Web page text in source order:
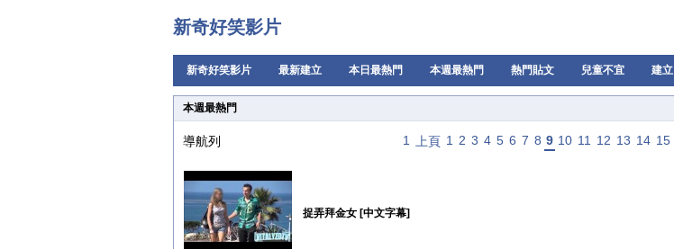
新奇好笑影片
新奇好笑影片 最新建立 本日最熱門 本週最熱門 熱門貼文 兒童不宜 建立
本週最熱門
導航列 1 上頁 1 2 3 4 5 6 7 8 9 10 11 12 13 14 15
捉弄拜金女 [中文字幕]